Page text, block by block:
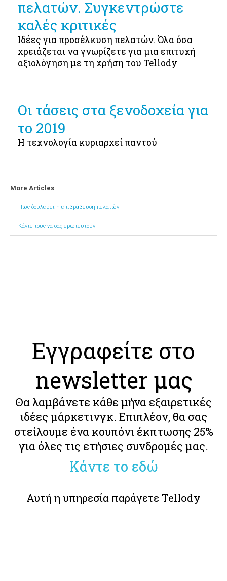
πελατών. Συγκεντρώστε
καλές κριτικές
Ιδέες για προσέλκυση πελατών. Όλα όσα
χρειάζεται να γνωρίζετε για μια επιτυχή
αξιολόγηση με τη χρήση του Tellody
Οι τάσεις στα ξενοδοχεία για
το 2019
Η τεχνολογία κυριαρχεί παντού
More Articles
Πως δουλεύει η επιβράβευση πελατών
Κάντε τους να σας ερωτευτούν
Εγγραφείτε στο
newsletter μας
Θα λαμβάνετε κάθε μήνα εξαιρετικές
ιδέες μάρκετινγκ. Επιπλέον, θα σας
στείλουμε ένα κουπόνι έκπτωσης 25%
για όλες τις ετήσιες συνδρομές μας.
Κάντε το εδώ
Αυτή η υπηρεσία παράγετε Tellody